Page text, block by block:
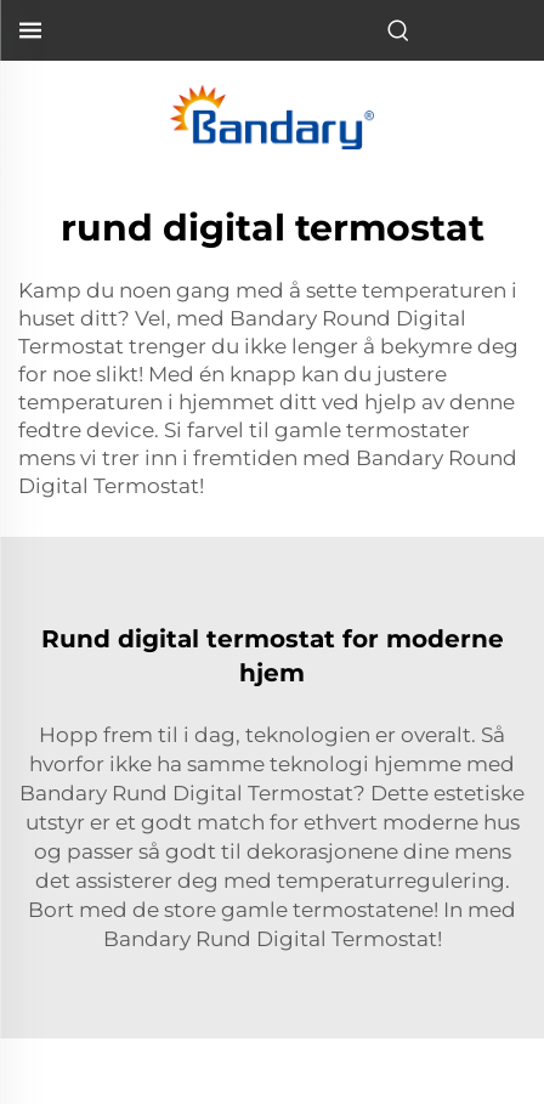
rund digital termostat
Kamp du noen gang med å sette temperaturen i
huset ditt? Vel, med Bandary Round Digital
Termostat trenger du ikke lenger å bekymre deg
for noe slikt! Med én knapp kan du justere
temperaturen i hjemmet ditt ved hjelp av denne
fedtre device. Si farvel til gamle termostater
mens vi trer inn i fremtiden med Bandary Round
Digital Termostat!
Rund digital termostat for moderne
hjem
Hopp frem til i dag, teknologien er overalt. Så
hvorfor ikke ha samme teknologi hjemme med
Bandary Rund Digital Termostat? Dette estetiske
utstyr er et godt match for ethvert moderne hus
og passer så godt til dekorasjonene dine mens
det assisterer deg med temperaturregulering.
Bort med de store gamle termostatene! In med
Bandary Rund Digital Termostat!